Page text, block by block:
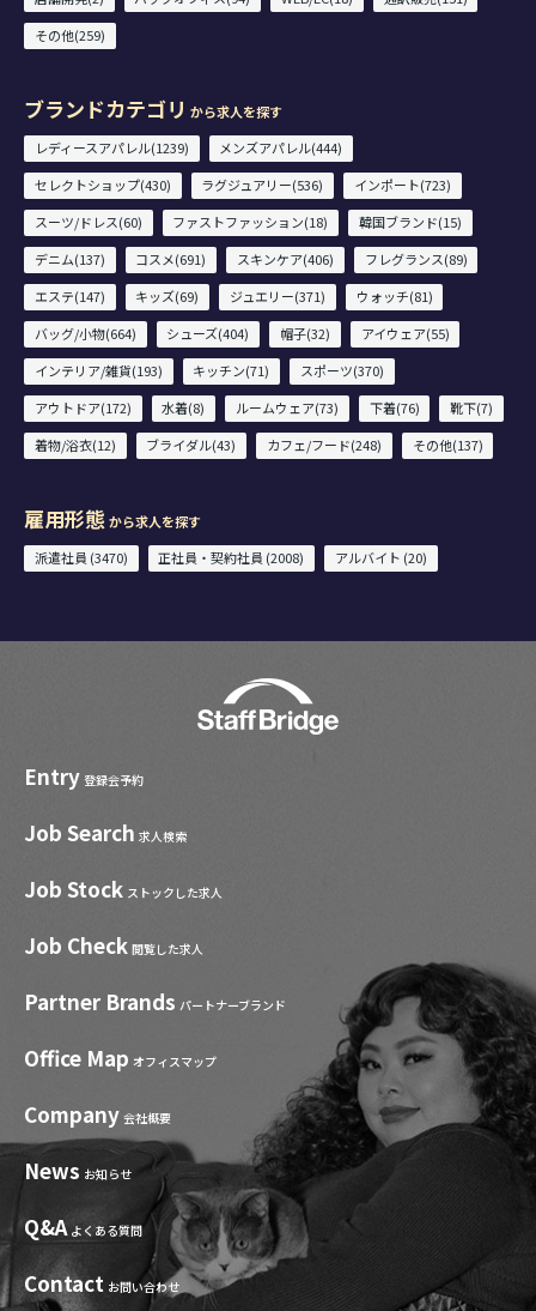
その他(259)
ブランドカテゴリ から求人を探す
レディースアパレル(1239)
メンズアパレル(444)
セレクトショップ(430)
ラグジュアリー(536)
インポート(723)
スーツ/ドレス(60)
ファストファッション(18)
韓国ブランド(15)
デニム(137)
コスメ(691) スキンケア(406)
フレグランス(89)
エステ(147)
キッズ(69) ジュエリー(371)
ウォッチ(81)
バッグ/小物(664)
シューズ(404) 帽子(32)
アイウェア(55)
インテリア/雑貨(193)
キッチン(71)
スポーツ(370)
アウトドア(172)
水着(8) ルームウェア(73) 下着(76)
靴下(7)
着物/浴衣(12)
ブライダル(43) カフェ/フード(248) その他(137)
雇用形態 から求人を探す
派遣社員 (3470)
正社員・契約社員 (2008) アルバイト (20)
Entry 登録会予約
Job Search 求人検索
Job Stock ストックした求人
Job Check 閲覧した求人
Partner Brands パートナーブランド
Office Map オフィスマップ
Company 会社概要
News お知らせ
Q&A よくある質問
Contact お問い合わせ